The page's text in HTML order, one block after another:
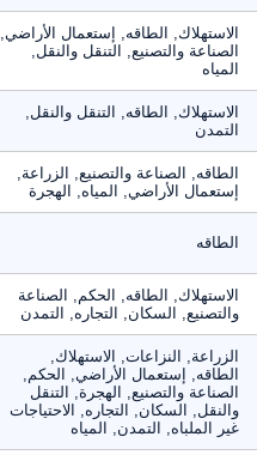
الاستهلاك, الطاقه, إستعمال الأراضي,
الصناعة والتصنيع, التنقل والنقل,
المياه
الاستهلاك, الطاقه, التنقل والنقل,
التمدن
الطاقه, الصناعة والتصنيع, الزراعة,
إستعمال الأراضي, المياه, الهجرة
الطاقه
الاستهلاك, الطاقه, الحكم, الصناعة
والتصنيع, السكان, التجاره, التمدن
الزراعة, النزاعات, الاستهلاك,
الطاقه, إستعمال الأراضي, الحكم,
الصناعة والتصنيع, الهجرة, التنقل
والنقل, السكان, التجاره, الاحتياجات
غير الملباه, التمدن, المياه